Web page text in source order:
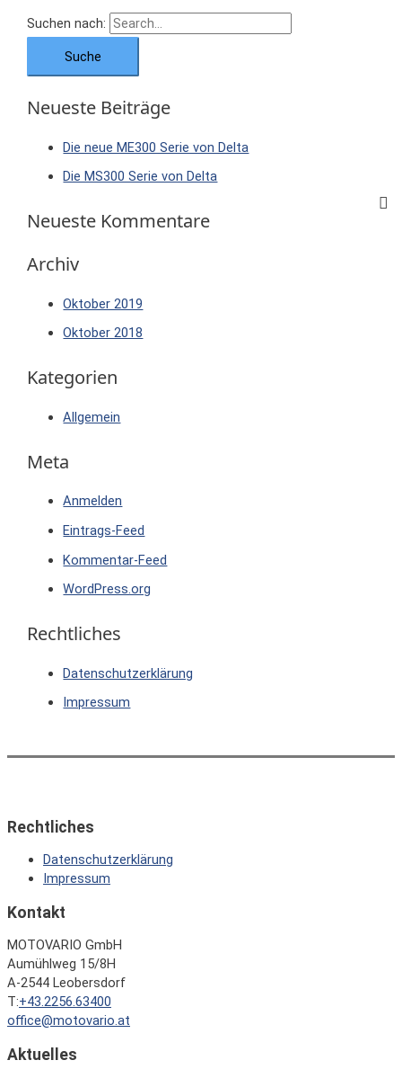
Suchen nach:
Neueste Beiträge
Die neue ME300 Serie von Delta
Die MS300 Serie von Delta
Neueste Kommentare
Archiv
Oktober 2019
Oktober 2018
Kategorien
Allgemein
Meta
Anmelden
Eintrags-Feed
Kommentar-Feed
WordPress.org
Rechtliches
Datenschutzerklärung
Impressum
Rechtliches
Datenschutzerklärung
Impressum
Kontakt
MOTOVARIO GmbH
Aumühlweg 15/8H
A-2544 Leobersdorf
T:+43.2256.63400
office@motovario.at
Aktuelles